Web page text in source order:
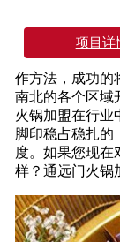
项目详
作方法，成功的
南北的各个区域
火锅加盟在行业
脚印稳占稳扎的
度。如果您现在
样？通远门火锅